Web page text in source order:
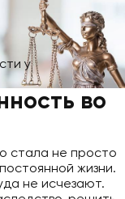
у
во
стала не просто
жизни.
не исчезают.